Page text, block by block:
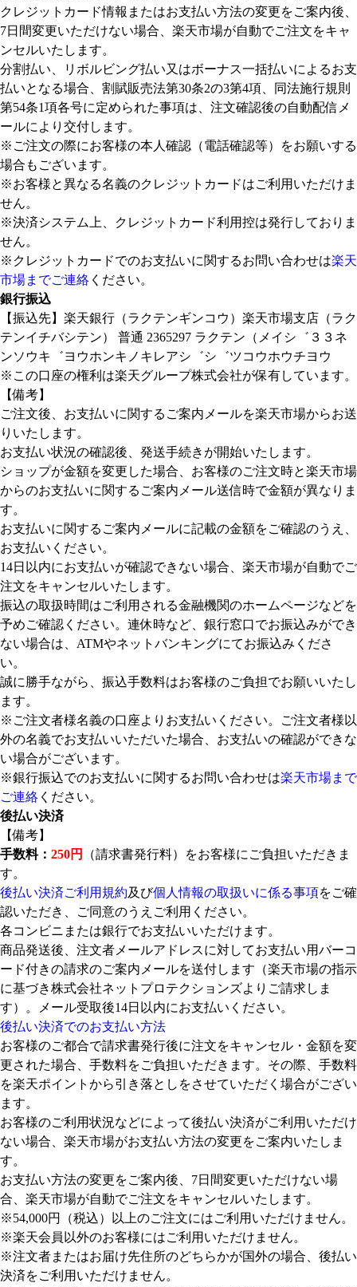
クレジットカード情報またはお支払い方法の変更をご案内後、
7日間変更いただけない場合、楽天市場が自動でご注文をキャ
ンセルいたします。
分割払い、リボルビング払い又はボーナス一括払いによるお支
払いとなる場合、割賦販売法第30条2の3第4項、同法施行規則
第54条1項各号に定められた事項は、注文確認後の自動配信メ
ールにより交付します。
※ご注文の際にお客様の本人確認（電話確認等）をお願いする
場合もございます。
※お客様と異なる名義のクレジットカードはご利用いただけま
せん。
※決済システム上、クレジットカード利用控は発行しておりま
せん。
※クレジットカードでのお支払いに関するお問い合わせは楽天
市場までご連絡 ください。
銀行振込
【振込先】楽天銀行（ラクテンギンコウ）楽天市場支店（ラク
テンイチバシテン） 普通 2365297 ラクテン（メイシ゛３３ネ
ンソウキ゛ヨウホンキノキレアシ゛シ゛ツコウホウチヨウ
※この口座の権利は楽天グループ株式会社が保有しています。
【備考】
ご注文後、お支払いに関するご案内メールを楽天市場からお送
りいたします。
お支払い状況の確認後、発送手続きが開始いたします。
ショップが金額を変更した場合、お客様のご注文時と楽天市場
からのお支払いに関するご案内メール送信時で金額が異なりま
す。
お支払いに関するご案内メールに記載の金額をご確認のうえ、
お支払いください。
14日以内にお支払いが確認できない場合、楽天市場が自動でご
注文をキャンセルいたします。
振込の取扱時間はご利用される金融機関のホームページなどを
予めご確認ください。連休時など、銀行窓口でお振込みができ
ない場合は、ATMやネットバンキングにてお振込みくださ
い。
誠に勝手ながら、振込手数料はお客様のご負担でお願いいたし
ます。
※ご注文者様名義の口座よりお支払いください。ご注文者様以
外の名義でお支払いいただいた場合、お支払いの確認ができな
い場合がございます。
※銀行振込でのお支払いに関するお問い合わせは楽天市場まで
ご連絡 ください。
後払い決済
【備考】
手数料： 250円
（請求書発行料）をお客様にご負担いただきま
す。
後払い決済ご利用規約及び個人情報の取扱いに係る事項をご確
認いただき、ご同意のうえご利用ください。
各コンビニまたは銀行でお支払いいただけます。
商品発送後、注文者メールアドレスに対してお支払い用バーコ
ード付きの請求のご案内メールを送付します（楽天市場の指示
に基づき株式会社ネットプロテクションズよりご請求しま
す）。メール受取後14日以内にお支払いください。
後払い決済でのお支払い方法
お客様のご都合で請求書発行後に注文をキャンセル・金額を変
更された場合、手数料をご負担いただきます。その際、手数料
を楽天ポイントから引き落としをさせていただく場合がござい
ます。
お客様のご利用状況などによって後払い決済がご利用いただけ
ない場合、楽天市場がお支払い方法の変更をご案内いたしま
す。
お支払い方法の変更をご案内後、7日間変更いただけない場
合、楽天市場が自動でご注文をキャンセルいたします。
※54,000円（税込）以上のご注文にはご利用いただけません。
※楽天会員以外のお客様にはご利用いただけません。
※注文者またはお届け先住所のどちらかが国外の場合、後払い
決済をご利用いただけません。